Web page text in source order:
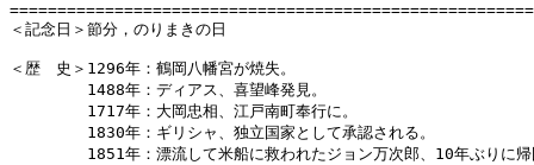
＜記念日＞節分，のりまきの日
＜歴　史＞1296年：鶴岡八幡宮が焼失。
1488年：ディアス、喜望峰発見。
1717年：大岡忠相、江戸南町奉行に。
1830年：ギリシャ、独立国家として承認される。
1851年：漂流して米船に救われたジョン万次郎、10年ぶりに帰